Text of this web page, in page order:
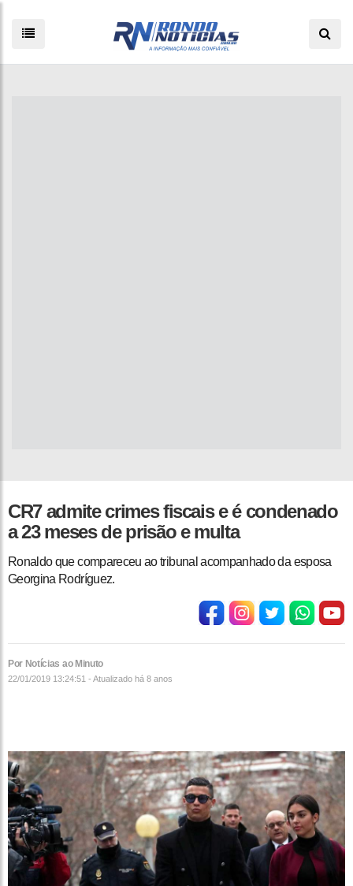
CR7 admite crimes fiscais e é condenado
a 23 meses de prisão e multa
Ronaldo que compareceu ao tribunal acompanhado da esposa
Georgina Rodríguez.
Por Notícias ao Minuto
22/01/2019 13:24:51 - Atualizado há 8 anos